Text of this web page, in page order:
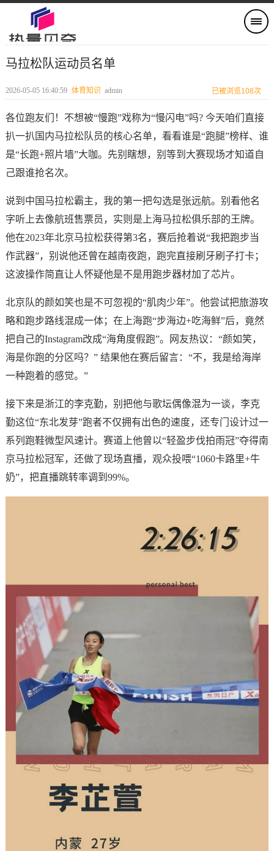
马拉松队运动员名单
2026-05-05 16:40:59 体育知识 admin 已被浏览108次
各位跑友们！不想被“慢跑”戏称为“慢闪电”吗? 今天咱们直接
扒一扒国内马拉松队员的核心名单，看看谁是“跑腿”榜样、谁
是“长跑+照片墙”大咖。先别瞎想，别等到大赛现场才知道自
己跟谁抢名次。
说到中国马拉松霸主，我的第一把勾选是张远航。别看他名
字听上去像航班售票员，实则是上海马拉松俱乐部的王牌。
他在2023年北京马拉松获得第3名，赛后抢着说“我把跑步当
作武器”，别说他还曾在越南夜跑，跑完直接刷牙刷子打卡；
这波操作简直让人怀疑他是不是用跑步器材加了芯片。
北京队的颜如笑也是不可忽视的“肌肉少年”。他尝试把旅游攻
略和跑步路线混成一体；在上海跑“步海边+吃海鲜”后，竟然
把自己的Instagram改成“海角度假跑”。网友热议：“颜如笑，
海是你跑的分区吗？” 结果他在赛后留言：“不，我是给海岸
一种跑着的感觉。”
接下来是浙江的李克勤，别把他与歌坛偶像混为一谈，李克
勤这位“东北发芽”跑者不仅拥有出色的速度，还专门设计过一
系列跑鞋微型风速计。赛道上他曾以“轻盈步伐拍雨冠”夺得南
京马拉松冠军，还做了现场直播，观众投喂“1060卡路里+牛
奶”，把直播跳转率调到99%。